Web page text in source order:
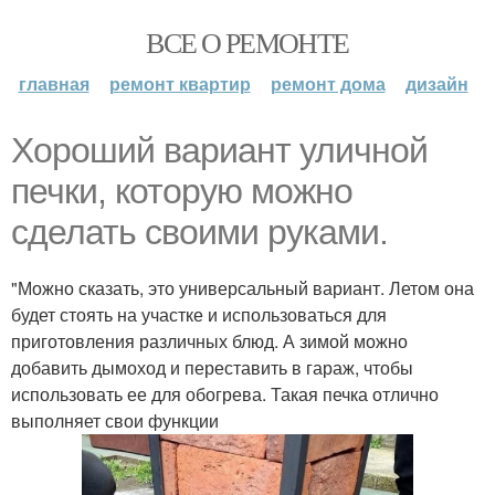
ВСЕ О РЕМОНТЕ
главная ремонт квартир ремонт дома дизайн
Хороший вариант уличной
печки, которую можно
сделать своими руками.
"Можно сказать, это универсальный вариант. Летом она
будет стоять на участке и использоваться для
приготовления различных блюд. А зимой можно
добавить дымоход и переставить в гараж, чтобы
использовать ее для обогрева. Такая печка отлично
выполняет свои функции